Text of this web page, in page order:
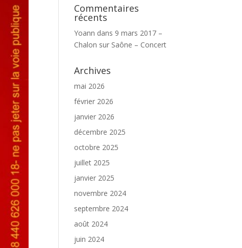
Commentaires
récents
Yoann dans 9 mars 2017 –
Chalon sur Saône – Concert
Archives
mai 2026
février 2026
janvier 2026
décembre 2025
octobre 2025
juillet 2025
janvier 2025
novembre 2024
septembre 2024
août 2024
juin 2024